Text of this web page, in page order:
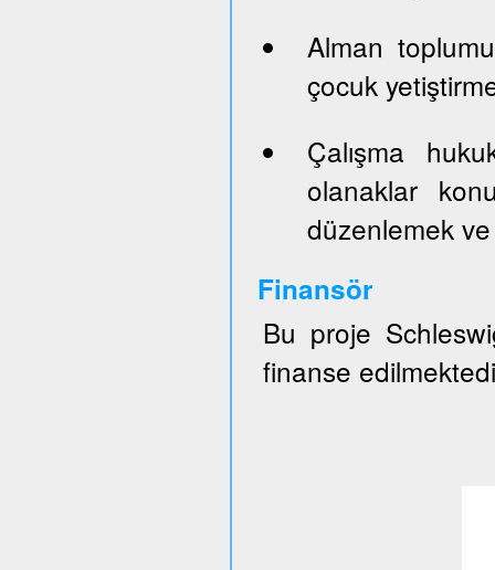
Alman
çocuk
Çalışma
olanaklar
düzenlemek
Finansör
Bu proje
finanse